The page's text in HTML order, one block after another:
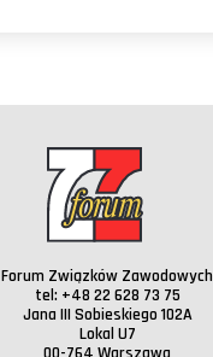
Forum Związków Zawodowych
tel: +48 22 628 73 75
Jana III Sobieskiego 102A
Lokal U7